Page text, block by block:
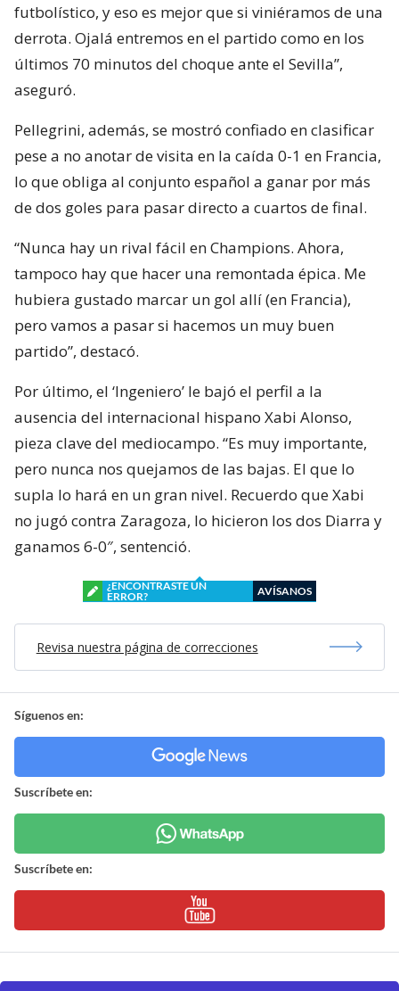
futbolístico, y eso es mejor que si viniéramos de una
derrota. Ojalá entremos en el partido como en los
últimos 70 minutos del choque ante el Sevilla”,
aseguró.
Pellegrini, además, se mostró confiado en clasificar
pese a no anotar de visita en la caída 0-1 en Francia,
lo que obliga al conjunto español a ganar por más
de dos goles para pasar directo a cuartos de final.
“Nunca hay un rival fácil en Champions. Ahora,
tampoco hay que hacer una remontada épica. Me
hubiera gustado marcar un gol allí (en Francia),
pero vamos a pasar si hacemos un muy buen
partido”, destacó.
Por último, el ‘Ingeniero’ le bajó el perfil a la
ausencia del internacional hispano Xabi Alonso,
pieza clave del mediocampo. “Es muy importante,
pero nunca nos quejamos de las bajas. El que lo
supla lo hará en un gran nivel. Recuerdo que Xabi
no jugó contra Zaragoza, lo hicieron los dos Diarra y
ganamos 6-0″, sentenció.
¿ENCONTRASTE UN
ERROR?
AVÍSANOS
Revisa nuestra página de correcciones
Síguenos en:
Suscríbete en:
Suscríbete en: